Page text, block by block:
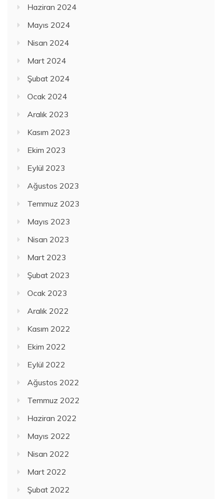
Haziran 2024
Mayıs 2024
Nisan 2024
Mart 2024
Şubat 2024
Ocak 2024
Aralık 2023
Kasım 2023
Ekim 2023
Eylül 2023
Ağustos 2023
Temmuz 2023
Mayıs 2023
Nisan 2023
Mart 2023
Şubat 2023
Ocak 2023
Aralık 2022
Kasım 2022
Ekim 2022
Eylül 2022
Ağustos 2022
Temmuz 2022
Haziran 2022
Mayıs 2022
Nisan 2022
Mart 2022
Şubat 2022